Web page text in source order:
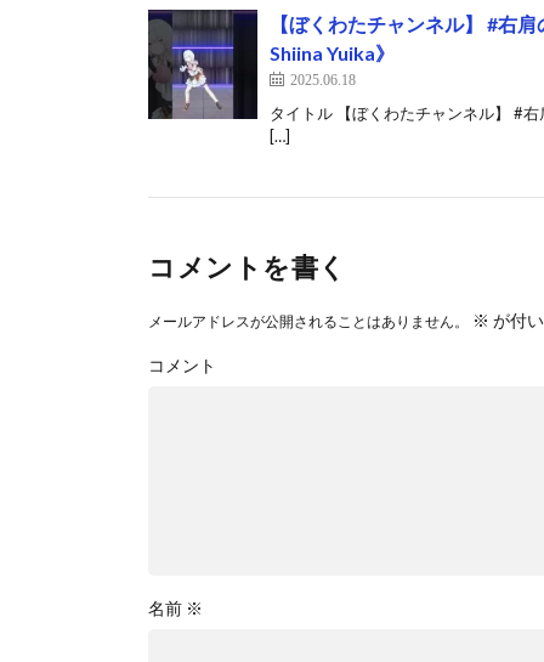
【ぼくわたチャンネル】 #右
Shiina Yuika》
2025.06.18
タイトル 【ぼくわたチャンネル】 #
[…]
コメントを書く
メールアドレスが公開されることはありません。 ※ が付
コメント
名前 ※